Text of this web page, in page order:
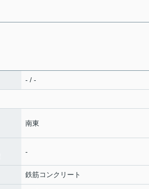
- / -
南東
-
鉄筋コンクリート